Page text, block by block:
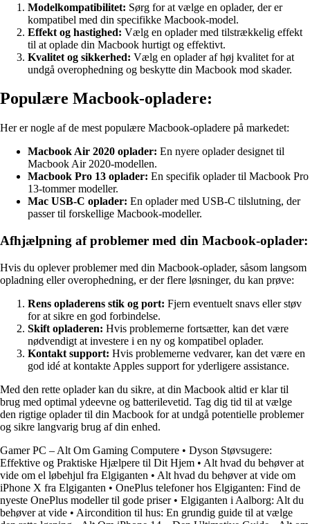
Modelkompatibilitet: Sørg for at vælge en oplader, der er
kompatibel med din specifikke Macbook-model.
Effekt og hastighed: Vælg en oplader med tilstrækkelig effekt
til at oplade din Macbook hurtigt og effektivt.
Kvalitet og sikkerhed: Vælg en oplader af høj kvalitet for at
undgå overophedning og beskytte din Macbook mod skader.
Populære Macbook-opladere:
Her er nogle af de mest populære Macbook-opladere på markedet:
Macbook Air 2020 oplader: En nyere oplader designet til
Macbook Air 2020-modellen.
Macbook Pro 13 oplader: En specifik oplader til Macbook Pro
13-tommer modeller.
Mac USB-C oplader: En oplader med USB-C tilslutning, der
passer til forskellige Macbook-modeller.
Afhjælpning af problemer med din Macbook-oplader:
Hvis du oplever problemer med din Macbook-oplader, såsom langsom
opladning eller overophedning, er der flere løsninger, du kan prøve:
Rens opladerens stik og port: Fjern eventuelt snavs eller støv
for at sikre en god forbindelse.
Skift opladeren: Hvis problemerne fortsætter, kan det være
nødvendigt at investere i en ny og kompatibel oplader.
Kontakt support: Hvis problemerne vedvarer, kan det være en
god idé at kontakte Apples support for yderligere assistance.
Med den rette oplader kan du sikre, at din Macbook altid er klar til
brug med optimal ydeevne og batterilevetid. Tag dig tid til at vælge
den rigtige oplader til din Macbook for at undgå potentielle problemer
og sikre langvarig brug af din enhed.
Gamer PC – Alt Om Gaming Computere • Dyson Støvsugere:
Effektive og Praktiske Hjælpere til Dit Hjem • Alt hvad du behøver at
vide om el løbehjul fra Elgiganten • Alt hvad du behøver at vide om
iPhone X fra Elgiganten • OnePlus telefoner hos Elgiganten: Find de
nyeste OnePlus modeller til gode priser• Elgiganten i Aalborg: Alt du
behøver at vide • Aircondition til hus: En grundig guide til at vælge